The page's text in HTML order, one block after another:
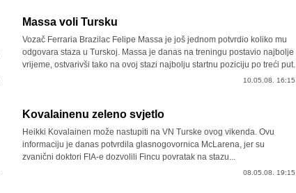
Massa voli Tursku
Vozač Ferraria Brazilac Felipe Massa je još jednom potvrdio koliko mu
odgovara staza u Turskoj. Massa je danas na treningu postavio najbolje
vrijeme, ostvarivši tako na ovoj stazi najbolju startnu poziciju po treći put.
10.05.08. 16:15
Kovalainenu zeleno svjetlo
Heikki Kovalainen može nastupiti na VN Turske ovog vikenda. Ovu
informaciju je danas potvrdila glasnogovornica McLarena, jer su
zvanični doktori FIA-e dozvolili Fincu povratak na stazu...
08.05.08. 19:15